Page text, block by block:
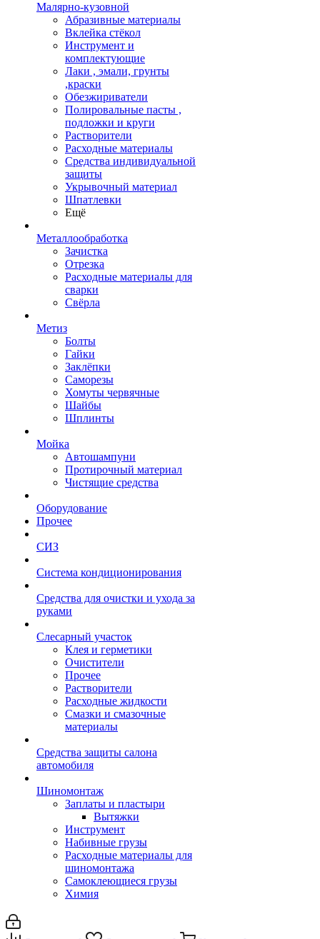
Малярно-кузовной
Абразивные материалы
Вклейка стёкол
Инструмент и
комплектующие
Лаки , эмали, грунты
,краски
Обезжириватели
Полировальные пасты ,
подложки и круги
Растворители
Расходные материалы
Средства индивидуальной
защиты
Укрывочный материал
Шпатлевки
Ещё
Металлообработка
Зачистка
Отрезка
Расходные материалы для
сварки
Свёрла
Метиз
Болты
Гайки
Заклёпки
Саморезы
Хомуты червячные
Шайбы
Шплинты
Мойка
Автошампуни
Протирочный материал
Чистящие средства
Оборудование
Прочее
СИЗ
Система кондиционирования
Средства для очистки и ухода за
руками
Слесарный участок
Клея и герметики
Очистители
Прочее
Растворители
Расходные жидкости
Смазки и смазочные
материалы
Средства защиты салона
автомобиля
Шиномонтаж
Заплаты и пластыри
Вытяжки
Инструмент
Набивные грузы
Расходные материалы для
шиномонтажа
Самоклеющиеся грузы
Химия